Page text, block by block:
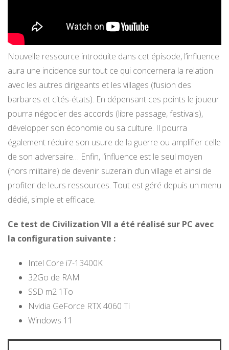
Nouvelle ressource introduite dans cet épisode, l’influence
aura une incidence sur tout ce qui concernera la relation
avec les autres dirigeants et les villages (fusion des
barbares et cités-états). En dépensant ces points le joueur
pourra négocier des accords (libre passage, festivals),
développer son économie ou sa culture. Il pourra
également réduire son usure de la guerre ou amplifier celle
de son adversaire… Enfin, l’influence est le seul moyen
(hors militaire) de devenir suzerain d’un village et ainsi de
profiter de leurs ressources. Tout est géré depuis un menu
dédié, simple et efficace.
Ce test de Civilization VII a été réalisé sur PC avec
la configuration suivante :
Intel Core i7-13400K
32Go de RAM
SSD m2 1To
Nvidia GeForce RTX 4060 Ti
Windows 11